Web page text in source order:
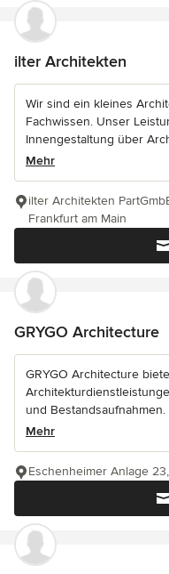
ilter Architekten
Wir sind ein kleines
Fachwissen. Unser
Innengestaltung über
Mehr
ilter Architekten
Frankfurt am Main
GRYGO Architecture
GRYGO Architecture
und
Mehr
Eschenheimer Anlage